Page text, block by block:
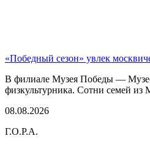
«Победный сезон» увлек
В филиале Музея Победы —
физкультурника. Сотни семей из
08.08.2026
Г.О.Р.А.